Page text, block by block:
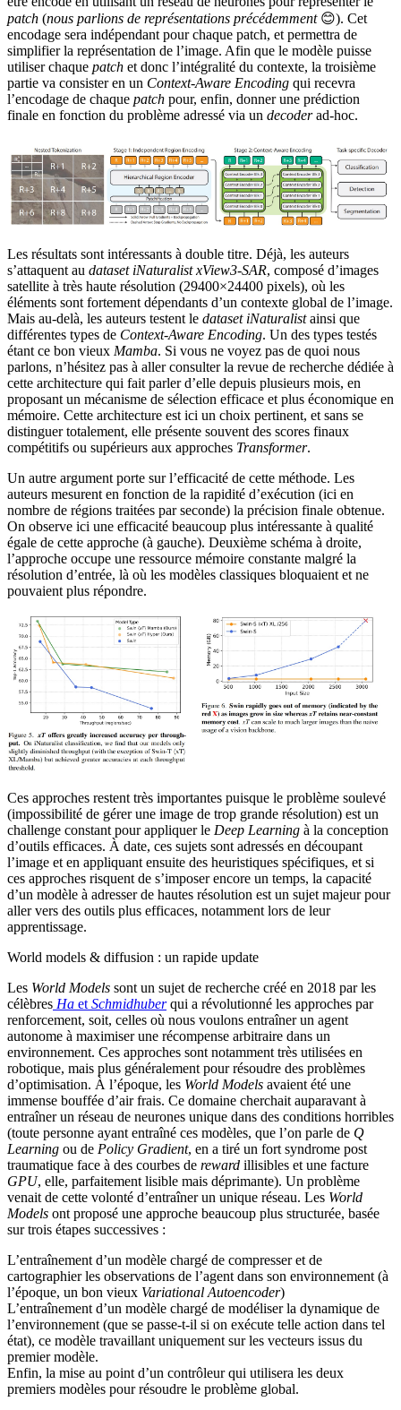
patch (nous parlions de représentations précédemment 😊). Cet
encodage sera indépendant pour chaque patch, et permettra de
simplifier la représentation de l’image. Afin que le modèle puisse
utiliser chaque patch et donc l’intégralité du contexte, la troisième
partie va consister en un Context-Aware Encoding qui recevra
l’encodage de chaque patch pour, enfin, donner une prédiction
finale en fonction du problème adressé via un decoderad-hoc.
Les résultats sont intéressants à double titre. Déjà, les auteurs
s’attaquent au dataset iNaturalist xView3-SAR, composé d’images
satellite à très haute résolution (29400×24400 pixels), où les
éléments sont fortement dépendants d’un contexte global de l’image.
Mais au-delà, les auteurs testent le dataset iNaturalistainsi que
différentes types de Context-Aware Encoding. Un des types testés
étant ce bon vieux Mamba. Si vous ne voyez pas de quoi nous
parlons, n’hésitez pas à aller consulter la revue de recherche dédiée à
cette architecture qui fait parler d’elle depuis plusieurs mois, en
proposant un mécanisme de sélection efficace et plus économique en
mémoire. Cette architecture est ici un choix pertinent, et sans se
distinguer totalement, elle présente souvent des scores finaux
compétitifs ou supérieurs aux approches Transformer.
Un autre argument porte sur l’efficacité de cette méthode. Les
auteurs mesurent en fonction de la rapidité d’exécution (ici en
nombre de régions traitées par seconde) la précision finale obtenue.
On observe ici une efficacité beaucoup plus intéressante à qualité
égale de cette approche (à gauche). Deuxième schéma à droite,
l’approche occupe une ressource mémoire constante malgré la
résolution d’entrée, là où les modèles classiques bloquaient et ne
pouvaient plus répondre.
Ces approches restent très importantes puisque le problème soulevé
(impossibilité de gérer une image de trop grande résolution) est un
challenge constant pour appliquer le Deep Learning à la conception
d’outils efficaces. À date, ces sujets sont adressés en découpant
l’image et en appliquant ensuite des heuristiques spécifiques, et si
ces approches risquent de s’imposer encore un temps, la capacité
d’un modèle à adresser de hautes résolution est un sujet majeur pour
aller vers des outils plus efficaces, notamment lors de leur
apprentissage.
World models & diffusion : un rapide update
Les World Models sont un sujet de recherche créé en 2018 par les
célèbres Ha et Schmidhuber qui a révolutionné les approches par
renforcement, soit, celles où nous voulons entraîner un agent
autonome à maximiser une récompense arbitraire dans un
environnement. Ces approches sont notamment très utilisées en
robotique, mais plus généralement pour résoudre des problèmes
d’optimisation. À l’époque, les World Models avaient été une
immense bouffée d’air frais. Ce domaine cherchait auparavant à
entraîner un réseau de neurones unique dans des conditions horribles
(toute personne ayant entraîné ces modèles, que l’on parle de Q
Learning ou de Policy Gradient, en a tiré un fort syndrome post
traumatique face à des courbes de reward illisibles et une facture
GPU, elle, parfaitement lisible mais déprimante). Un problème
venait de cette volonté d’entraîner un unique réseau. Les World
Models ont proposé une approche beaucoup plus structurée, basée
sur trois étapes successives :
L’entraînement d’un modèle chargé de compresser et de
cartographier les observations de l’agent dans son environnement (à
l’époque, un bon vieux Variational Autoencoder)
L’entraînement d’un modèle chargé de modéliser la dynamique de
l’environnement (que se passe-t-il si on exécute telle action dans tel
état), ce modèle travaillant uniquement sur les vecteurs issus du
premier modèle.
Enfin, la mise au point d’un contrôleur qui utilisera les deux
premiers modèles pour résoudre le problème global.